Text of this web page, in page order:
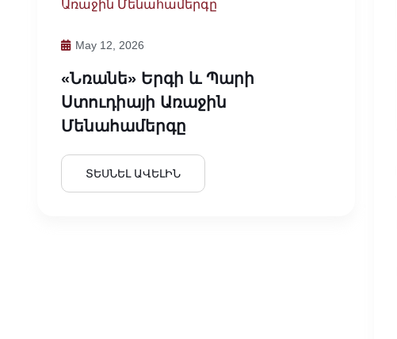
May 12, 2026
«Նռանե» Երգի ԵՒ Պարի
Ստուդիայի Առաջին
Մենահամերգը
ՏԵՍՆԵԼ ԱՎԵԼԻՆ